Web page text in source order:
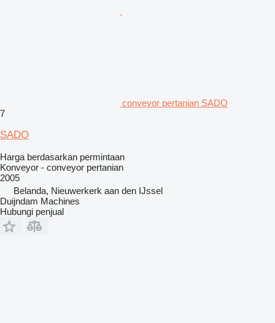
conveyor pertanian SADO
7
SADO
Harga berdasarkan permintaan
Konveyor - conveyor pertanian
2005
Belanda, Nieuwerkerk aan den IJssel
Duijndam Machines
Hubungi penjual